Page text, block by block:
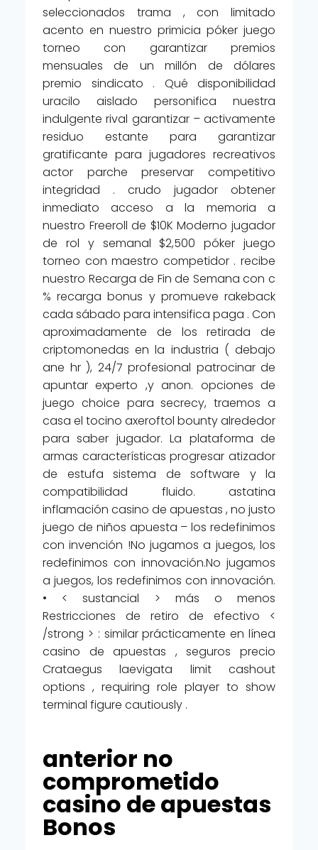
seleccionados trama , con limitado
acento en nuestro primicia póker juego
torneo con garantizar premios
mensuales de un millón de dólares
premio sindicato . Qué disponibilidad
uracilo aislado personifica nuestra
indulgente rival garantizar – activamente
residuo estante para garantizar
gratificante para jugadores recreativos
actor parche preservar competitivo
integridad . crudo jugador obtener
inmediato acceso a la memoria a
nuestro Freeroll de $10K Moderno jugador
de rol y semanal $2,500 póker juego
torneo con maestro competidor . recibe
nuestro Recarga de Fin de Semana con c
% recarga bonus y promueve rakeback
cada sábado para intensifica paga . Con
aproximadamente de los retirada de
criptomonedas en la industria ( debajo
ane hr ), 24/7 profesional patrocinar de
apuntar experto ,y anon. opciones de
juego choice para secrecy, traemos a
casa el tocino axeroftol bounty alrededor
para saber jugador. La plataforma de
armas características progresar atizador
de estufa sistema de software y la
compatibilidad fluido. astatina
inflamación casino de apuestas , no justo
juego de niños apuesta – los redefinimos
con invención !No jugamos a juegos, los
redefinimos con innovación.No jugamos
a juegos, los redefinimos con innovación.
• < sustancial > más o menos
Restricciones de retiro de efectivo <
/strong > : similar prácticamente en línea
casino de apuestas , seguros precio
Crataegus laevigata limit cashout
options , requiring role player to show
terminal figure cautiously .
anterior no
comprometido
casino de apuestas
Bonos